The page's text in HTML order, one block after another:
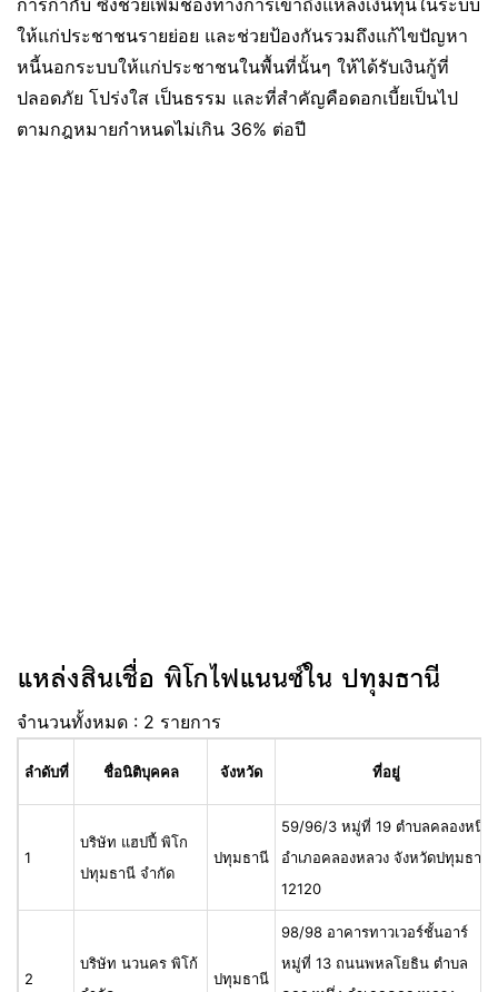
การกำกับ ซึ่งช่วยเพิ่มช่องทางการเข้าถึงแหล่งเงินทุนในระบบ
ให้แก่ประชาชนรายย่อย และช่วยป้องกันรวมถึงแก้ไขปัญหา
หนี้นอกระบบให้แก่ประชาชนในพื้นที่นั้นๆ ให้ได้รับเงินกู้ที่
ปลอดภัย โปร่งใส เป็นธรรม และที่สำคัญคือดอกเบี้ยเป็นไป
ตามกฎหมายกำหนดไม่เกิน 36% ต่อปี
แหล่งสินเชื่อ พิโกไฟแนนซ์ใน ปทุมธานี
จำนวนทั้งหมด : 2 รายการ
ลำดับที่ ชื่อนิติบุคคล จังหวัด ที่อยู่
1
บริษัท แฮปปี้ พิโก
ปทุมธานี จำกัด
ปทุมธานี
59/96/3 หมู่ที่ 19 ตำบลคลองหนึ่ง
อำเภอคลองหลวง จังหวัดปทุมธานี
12120
2
บริษัท นวนคร พิโก้
ปทุมธานี
98/98 อาคารทาวเวอร์ชั้นอาร์
หมู่ที่ 13 ถนนพหลโยธิน ตำบล